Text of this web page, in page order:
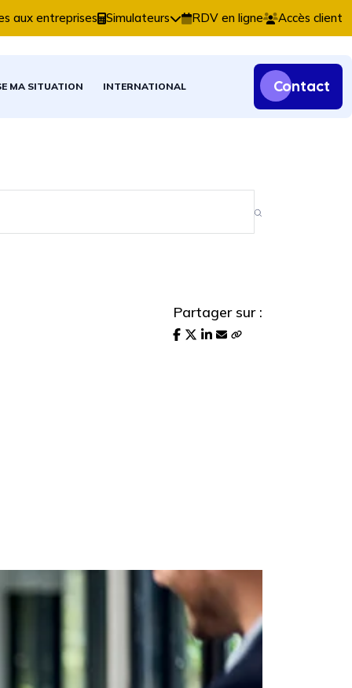
comptables, fiscales et patrimoniales.
aux entreprises Simulateurs RDV en ligne Accès client
MA SITUATION INTERNATIONAL Contact
Partager sur :